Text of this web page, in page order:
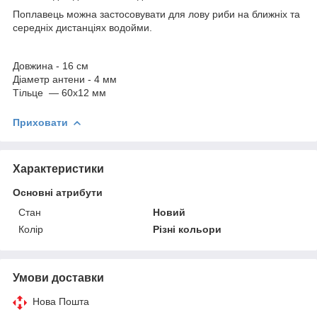
Поплавець можна застосовувати для лову риби на ближніх та
середніх дистанціях водойми.
Довжина - 16 см
Діаметр антени - 4 мм
Тільце — 60х12 мм
Приховати
Характеристики
Основні атрибути
Стан
Новий
Колір
Різні кольори
Умови доставки
Нова Пошта